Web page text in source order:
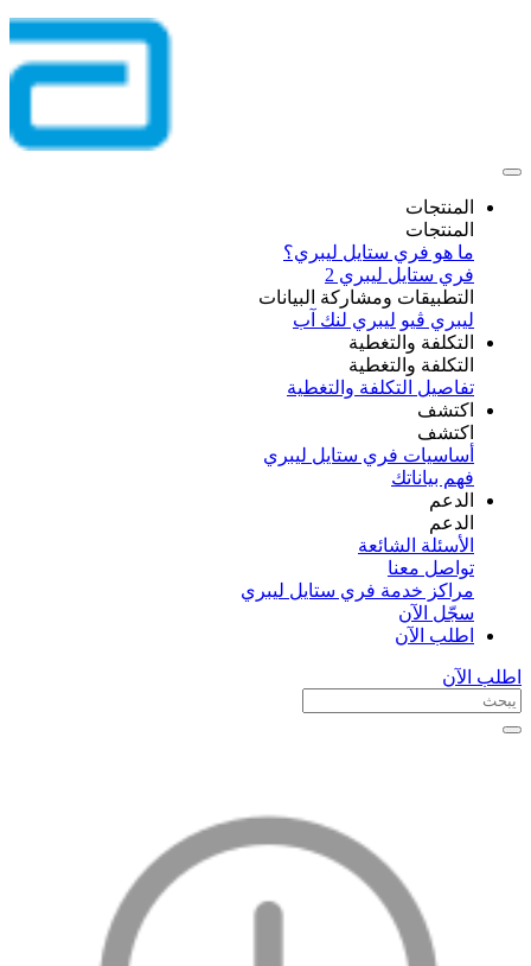
المنتجات
المنتجات
ما هو فري ستايل ليبري؟
فري ستايل ليبري 2
التطبيقات ومشاركة البيانات
ليبري ڤيو ليبري لنك آب
التكلفة والتغطية
التكلفة والتغطية
تفاصيل التكلفة والتغطية
اكتشف​
اكتشف​
أساسيات فري ستايل ليبري
فهم بياناتك
الدعم
الدعم
الأسئلة الشائعة
تواصل معنا
مراكز خدمة فري ستايل ليبري
سجّل الآن​
اطلب الآن
اطلب الآن